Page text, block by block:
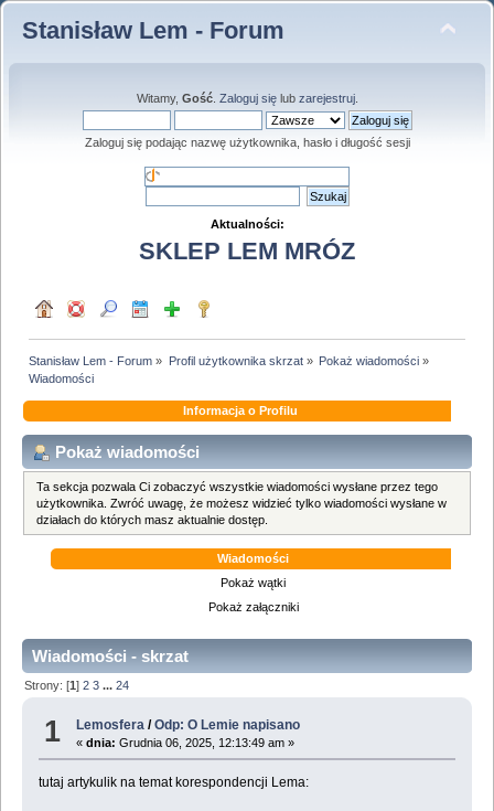
Stanisław Lem - Forum
Witamy, Gość. Zaloguj sięlub zarejestruj.
Zaloguj się podając nazwę użytkownika, hasło i długość sesji
Aktualności:
SKLEP LEM MRÓZ
Stanisław Lem - Forum » Profil użytkownika skrzat» Pokaż wiadomości»
Wiadomości
Informacja o Profilu
Pokaż wiadomości
Ta sekcja pozwala Ci zobaczyć wszystkie wiadomości wysłane przez tego
użytkownika. Zwróć uwagę, że możesz widzieć tylko wiadomości wysłane w
działach do których masz aktualnie dostęp.
Wiadomości
Pokaż wątki
Pokaż załączniki
Wiadomości - skrzat
Strony: [1]2 3 ...24
1 Lemosfera /Odp: O Lemie napisano
«dnia: Grudnia 06, 2025, 12:13:49 am »
tutaj artykulik na temat korespondencji Lema: